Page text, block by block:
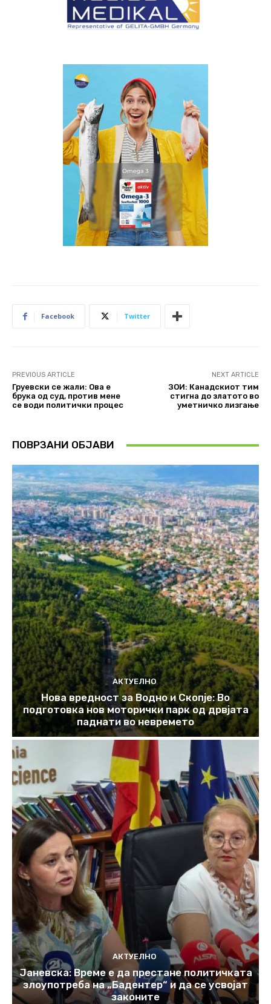
Facebook Twitter
PREVIOUS ARTICLE
Груевски се жали: Ова е
брука од суд, против мене
се води политички процес
NEXT ARTICLE
ЗОИ: Канадскиот тим
стигна до златото во
уметничко лизгање
ПОВРЗАНИ ОБЈАВИ
АКТУЕЛНО
Нова вредност за Водно и Скопје: Во
подготовка нов моторички парк од дрвјата
паднати во невремето
АКТУЕЛНО
Јаневска: Време е да престане политичката
злоупотреба на „Бадентер“ и да се усвојат
законите